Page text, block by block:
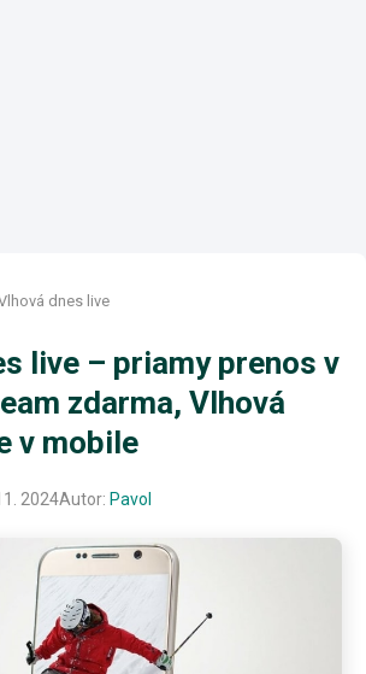
dnes live
live – priamy prenos v
zdarma, Vlhová
v mobile
2024Autor: Pavol